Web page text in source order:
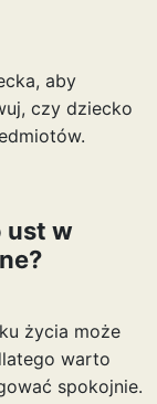
aby
czy dziecko
ust w
życia może
warto
spokojnie.